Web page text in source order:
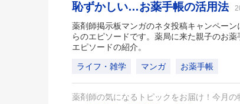
恥ずかしい…お薬手帳の活用法
薬剤師掲示板マンガのネタ投稿キャンペー
らのエピソードです。薬局に来た親子のお
エピソードの紹介。
ライフ・雑学 マンガ お薬手帳
薬剤師の気になるトピックをお届け！今月の